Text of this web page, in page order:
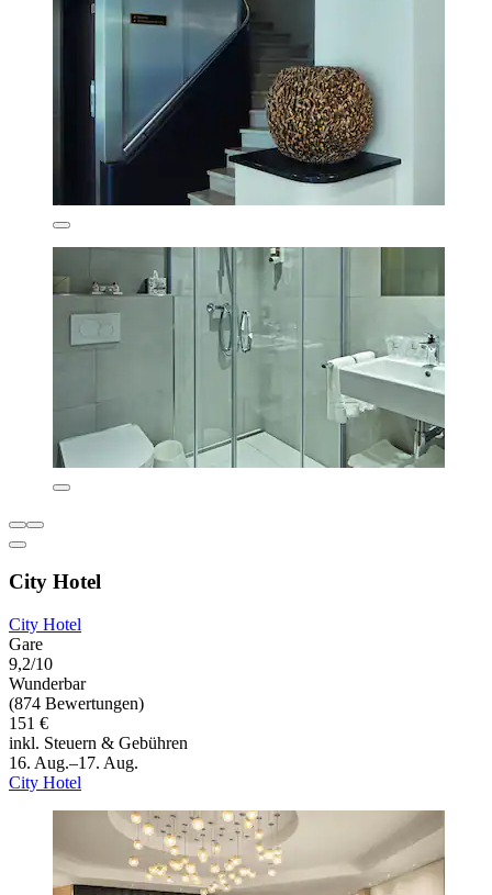
City Hotel
City Hotel
Gare
9,2/10
Wunderbar
(874 Bewertungen)
151 €
inkl. Steuern & Gebühren
16. Aug.–17. Aug.
City Hotel